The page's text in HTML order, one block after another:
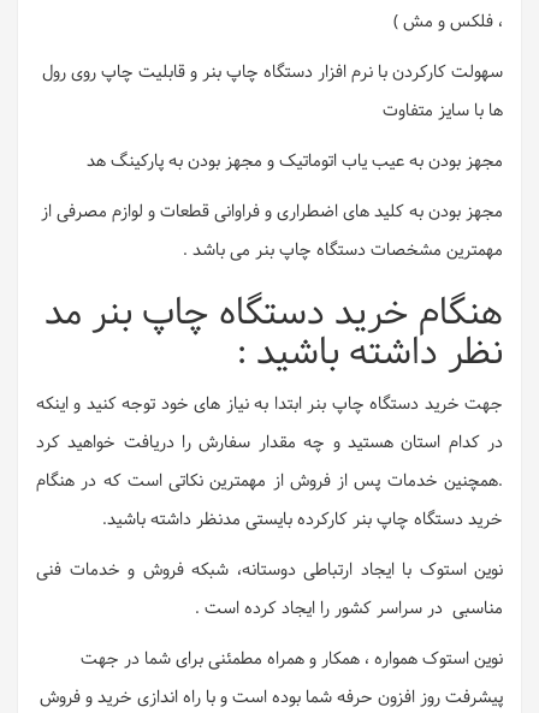
، فلکس و مش )
سهولت کارکردن با نرم افزار دستگاه چاپ بنر و قابلیت چاپ روی رول
ها با سایز متفاوت
مجهز بودن به عیب یاب اتوماتیک و مجهز بودن به پارکینگ هد
مجهز بودن به کلید های اضطراری و فراوانی قطعات و لوازم مصرفی از
مهمترین مشخصات دستگاه چاپ بنر می باشد .
هنگام خرید دستگاه چاپ بنر مد
نظر داشته باشید :
جهت خرید دستگاه چاپ بنر ابتدا به نیاز های خود توجه کنید و اینکه
در کدام استان هستید و چه مقدار سفارش را دریافت خواهید کرد
.همچنین خدمات پس از فروش از مهمترین نکاتی است که در هنگام
خرید دستگاه چاپ بنر کارکرده بایستی مدنظر داشته باشید.
نوین استوک با ایجاد ارتباطی دوستانه، شبکه فروش و خدمات فنی
مناسبی در سراسر کشور را ایجاد کرده است .
نوین استوک همواره ، همکار و همراه مطمئنی برای شما در جهت
پیشرفت روز افزون حرفه شما بوده است و با راه اندازی خرید و فروش